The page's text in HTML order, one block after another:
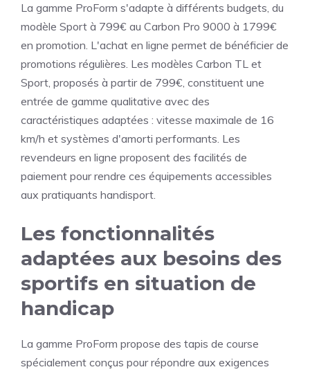
La gamme ProForm s'adapte à différents budgets, du
modèle Sport à 799€ au Carbon Pro 9000 à 1799€
en promotion. L'achat en ligne permet de bénéficier de
promotions régulières. Les modèles Carbon TL et
Sport, proposés à partir de 799€, constituent une
entrée de gamme qualitative avec des
caractéristiques adaptées : vitesse maximale de 16
km/h et systèmes d'amorti performants. Les
revendeurs en ligne proposent des facilités de
paiement pour rendre ces équipements accessibles
aux pratiquants handisport.
Les fonctionnalités
adaptées aux besoins des
sportifs en situation de
handicap
La gamme ProForm propose des tapis de course
spécialement conçus pour répondre aux exigences